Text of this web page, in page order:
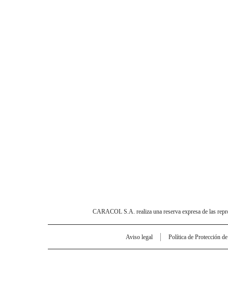
CARACOL S.A. realiza una reserva expresa de las
Aviso legal Política de Protección